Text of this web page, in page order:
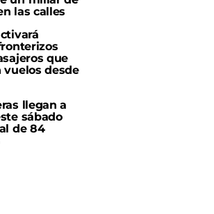
las calles
que
vuelos desde
llegan a
sábado
de 84